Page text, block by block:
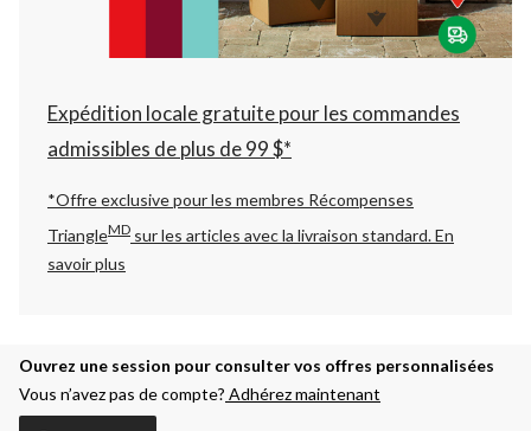
à
22:00
changer
Expédition locale gratuite pour les commandes
admissibles de plus de 99 $*
*Offre exclusive pour les membres Récompenses
TriangleMD sur les articles avec la livraison standard.En
savoir plus
Ouvrez une session pour consulter vos offres personnalisées
Vous n’avez pas de compte? Adhérez maintenant